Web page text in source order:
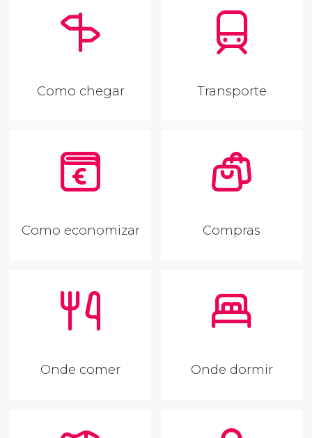
Como chegar Transporte
Como economizar Compras
Onde comer Onde dormir